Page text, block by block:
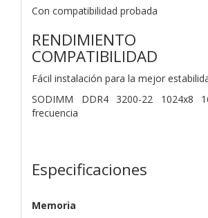
Con compatibilidad probada
COMPATIBILIDAD
Fácil instalación para la mejor
SODIMM DDR4 3200-22 1024x8
frecuencia
Especificaciones
Memoria